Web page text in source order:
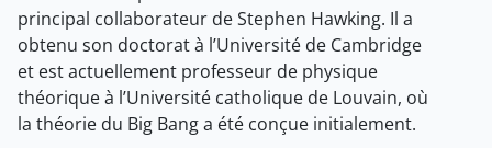
principal collaborateur de Stephen Hawking. Il a
obtenu son doctorat à l’Université de Cambridge
et est actuellement professeur de physique
théorique à l’Université catholique de Louvain, où
la théorie du Big Bang a été conçue initialement.